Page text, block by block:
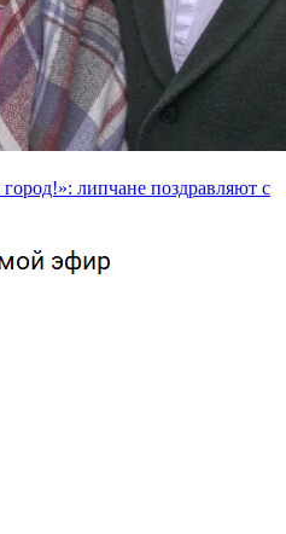
липчане поздравляют с